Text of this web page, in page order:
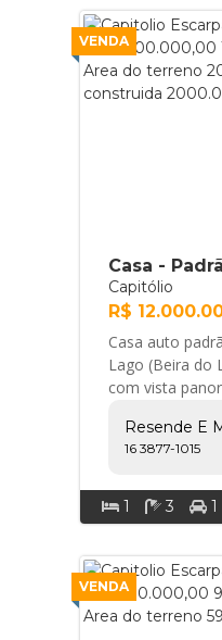
VENDA
Casa -
Capitólio
R$
Casa auto
Lago (Beira do
com vista
Feminino, áre...
Imóveis
Resende E
16 3877-1015
1 3 1
VENDA